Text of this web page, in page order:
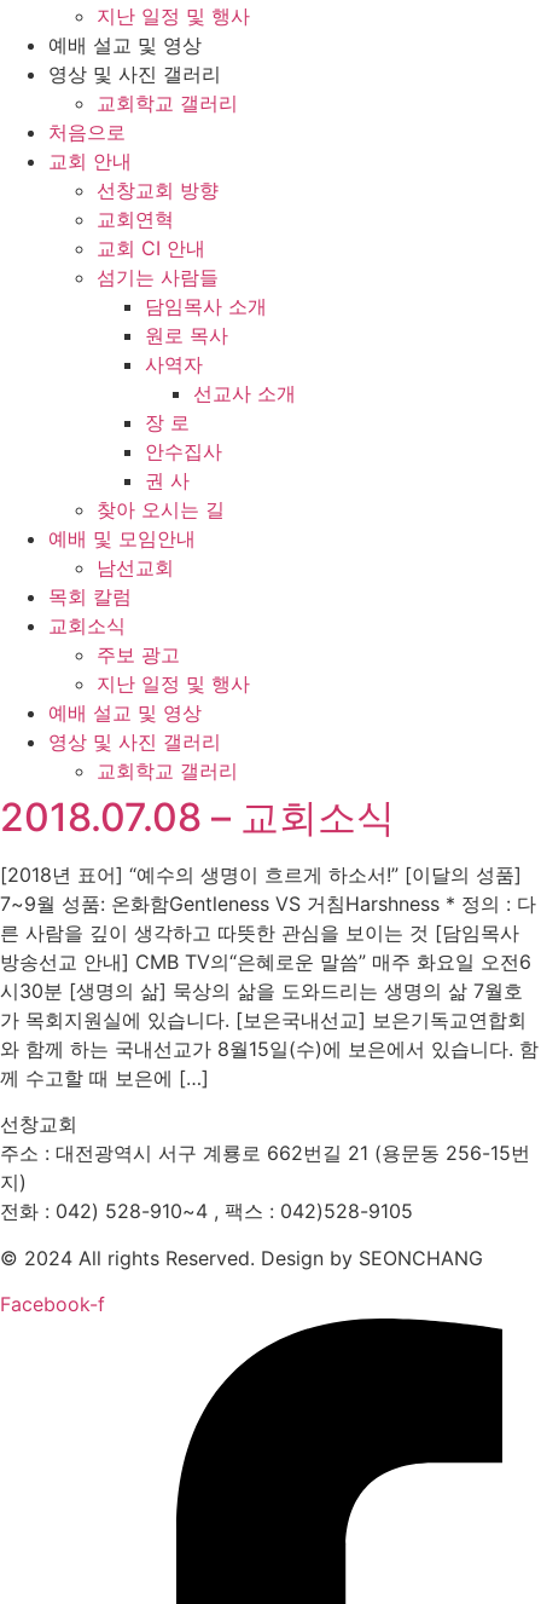
지난 일정 및 행사
예배 설교 및 영상
영상 및 사진 갤러리
교회학교 갤러리
처음으로
교회 안내
선창교회 방향
교회연혁
교회 CI 안내
섬기는 사람들
담임목사 소개
원로 목사
사역자
선교사 소개
장 로
안수집사
권 사
찾아 오시는 길
예배 및 모임안내
남선교회
목회 칼럼
교회소식
주보 광고
지난 일정 및 행사
예배 설교 및 영상
영상 및 사진 갤러리
교회학교 갤러리
2018.07.08 – 교회소식
[2018년 표어] “예수의 생명이 흐르게 하소서!” [이달의 성품]
7~9월 성품: 온화함Gentleness VS 거침Harshness * 정의 : 다
른 사람을 깊이 생각하고 따뜻한 관심을 보이는 것 [담임목사
방송선교 안내] CMB TV의“은혜로운 말씀” 매주 화요일 오전6
시30분 [생명의 삶] 묵상의 삶을 도와드리는 생명의 삶 7월호
가 목회지원실에 있습니다. [보은국내선교] 보은기독교연합회
와 함께 하는 국내선교가 8월15일(수)에 보은에서 있습니다. 함
께 수고할 때 보은에 […]
선창교회
주소 : 대전광역시 서구 계룡로 662번길 21 (용문동 256-15번
지)
전화 : 042) 528-910~4 , 팩스 : 042)528-9105
© 2024 All rights Reserved. Design by SEONCHANG
Facebook-f